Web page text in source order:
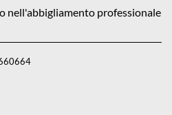
nell'abbigliamento professionale